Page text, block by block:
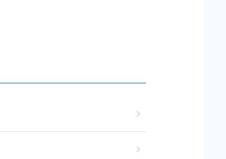
て、男なメイドはいかが